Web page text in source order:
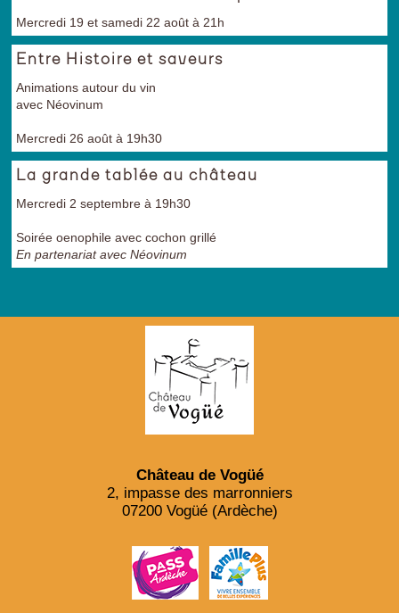
Mercredi 19 et samedi 22 août à 21h
Entre Histoire et saveurs
Animations autour du vin
avec Néovinum
Mercredi 26 août à 19h30
La grande tablée au château
Mercredi 2 septembre à 19h30
Soirée oenophile avec cochon grillé
En partenariat avec Néovinum
Château de Vogüé
2, impasse des marronniers
07200 Vogüé (Ardèche)